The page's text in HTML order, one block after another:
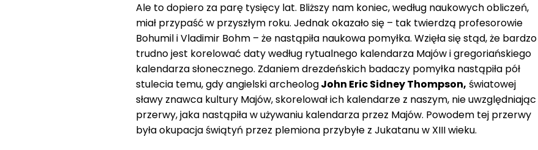
Ale to dopiero za parę tysięcy lat. Bliższy nam koniec, według naukowych obliczeń,
miał przypaść w przyszłym roku. Jednak okazało się – tak twierdzą profesorowie
Bohumil i Vladimir Bohm – że nastąpiła naukowa pomyłka. Wzięła się stąd, że bardzo
trudno jest korelować daty według rytualnego kalendarza Majów i gregoriańskiego
kalendarza słonecznego. Zdaniem drezdeńskich badaczy pomyłka nastąpiła pół
stulecia temu, gdy angielski archeologJohn Eric Sidney Thompson, światowej
sławy znawca kultury Majów, skorelował ich kalendarze z naszym, nie uwzględniając
przerwy, jaka nastąpiła w używaniu kalendarza przez Majów. Powodem tej przerwy
była okupacja świątyń przez plemiona przybyłe z Jukatanu w XIII wieku.